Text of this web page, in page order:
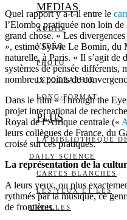
MEDIAS
AUDIO
VIDÉO
PHOTO
INFOGRAPHIE
LONG FORMAT
PLUS
LA BIBLIOTHÈQUE
DAILY SCIENCE
CARTES BLANCHES
LES YEUX ET LES
OREILLES
Quel rapport y a-t-il entre le
l’Elombo pratiquée non loin
grand chose. « Les
», estime Sylvie Le Bomin, du
naturelle, à Paris. « Il s’agit de
systèmes de pensée différents,
nombreux points de
Dans le film « Through the
projet international de
Royal de l’Afrique centrale («
leurs collègues de France, du
croisé sur ces pratiques.
La représentation de la
A leurs yeux, ou plus
rythmés par la musique, ce
de frontières.